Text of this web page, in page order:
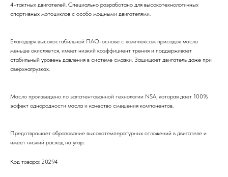
4-тактных двигателей. Специально разработано для высокотехнологичных
спортивных мотоциклов с особо мощными двигателями.
Благодаря высокостабильной ПАО-основе с комплексом присадок масло
меньше окисляется, имеет низкий коэффициент трения и поддерживает
стабильный уровень давления в системе смазки. Защищает двигатель даже при
сверхнагрузках.
Масло произведено по запатентованной технологии NSA, которая дает 100%
эффект однородности масла и качество смешения компонентов.
Предотвращает образование высокотемпературных отложений в двигателе и
имеет низкий расход на угар.
Код товара: 20294